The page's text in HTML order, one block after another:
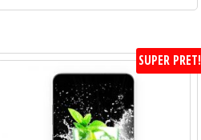
SUPER PRET!